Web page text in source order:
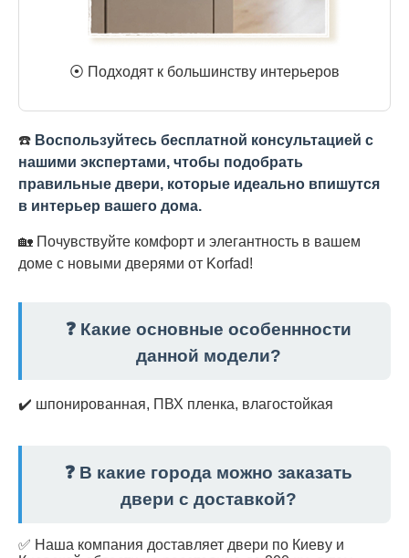
⦿ Подходят к большинству интерьеров
☎️ Воспользуйтесь бесплатной консультацией с
нашими экспертами, чтобы подобрать
правильные двери, которые идеально впишутся
в интерьер вашего дома.
🏡 Почувствуйте комфорт и элегантность в вашем
доме с новыми дверями от Korfad!
❓ Какие основные особеннности
данной модели?
✔️ шпонированная, ПВХ пленка, влагостойкая
❓ В какие города можно заказать
двери с доставкой?
✅ Наша компания доставляет двери по Киеву и